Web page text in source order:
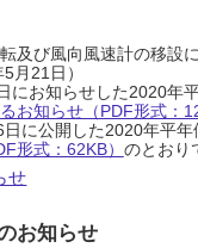
及び風向風速計の移設
月21日）
にお知らせした2020年
お知らせ（PDF形式：
に公開した2020年平
形式：62KB） のとおり
せ
お知らせ